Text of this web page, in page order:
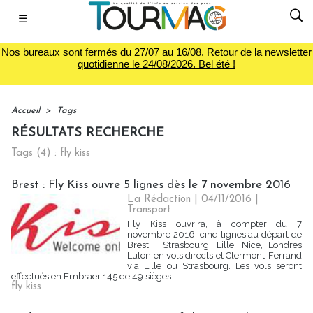
☰
Nos bureaux sont fermés du 27/07 au 16/08. Retour de la newsletter
quotidienne le 24/08/2026. Bel été !
Accueil > Tags
RÉSULTATS RECHERCHE
Tags (4) : fly kiss
Brest : Fly Kiss ouvre 5 lignes dès le 7 novembre 2016
La Rédaction | 04/11/2016
Transport
Fly Kiss ouvrira, à compter du 7
novembre 2016, cinq lignes au départ de
Brest : Strasbourg, Lille, Nice, Londres
Luton en vols directs et Clermont-Ferrand
via Lille ou Strasbourg. Les vols seront
effectués en Embraer 145 de 49 sièges.
fly kiss